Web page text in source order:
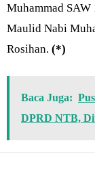
Muhammad
Maulid Nabi
Rosihan. (*)
Baca Juga:
DPRD NTB,